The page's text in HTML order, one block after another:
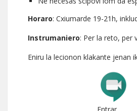
Horaro: Cxiumarde 19-21h,
Instrumaniero: Per la reto, per
Eniru la lecionon klakante jenan